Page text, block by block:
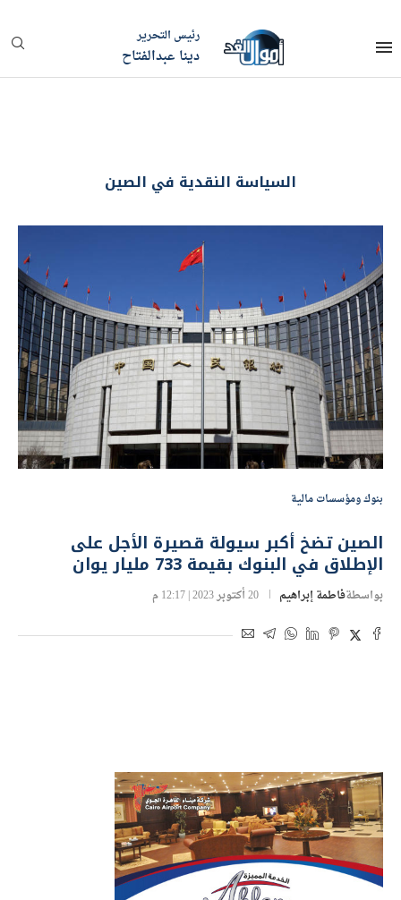
رئيس التحرير
دينا عبدالفتاح
السياسة النقدية في الصين
بنوك ومؤسسات مالية
الصين تضخ أكبر سيولة قصيرة الأجل على
الإطلاق في البنوك بقيمة 733 مليار يوان
بواسطة فاطمة إبراهيم 20 أكتوبر 2023 | 12:17 م